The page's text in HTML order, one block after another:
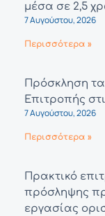
μέσα σε 2,5
7 Αυγούστου, 2026
Περισσότερα »
Πρόσκληση
Επιτροπής
7 Αυγούστου, 2026
Περισσότερα »
Πρακτικό
πρόσληψης
εργασίας